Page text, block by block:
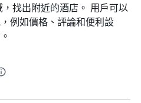
找出附近的酒店。 用戶可以
例如價格、評論和便利設